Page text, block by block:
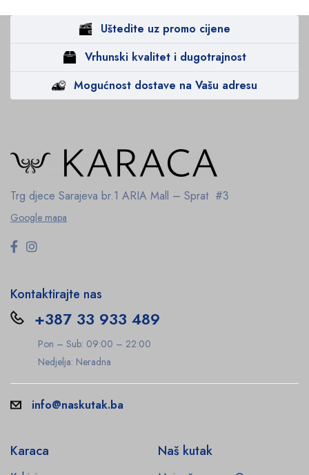
Uštedite uz promo cijene
Vrhunski kvalitet i dugotrajnost
Mogućnost dostave na Vašu adresu
Trg djece Sarajeva br.1 ARIA Mall – Sprat #3
Google mapa
Kontaktirajte nas
+387 33 933 489
Pon – Sub: 09:00 – 22:00
Nedjelja: Neradna
info@naskutak.ba
Karaca Naš kutak